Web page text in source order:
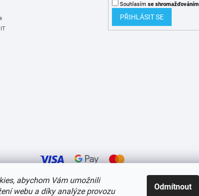
abychom Vám umožnili
webu a díky analýze provozu
Odmítnout
Souhlasím se shromažďováním
PŘIHLÁSIT SE